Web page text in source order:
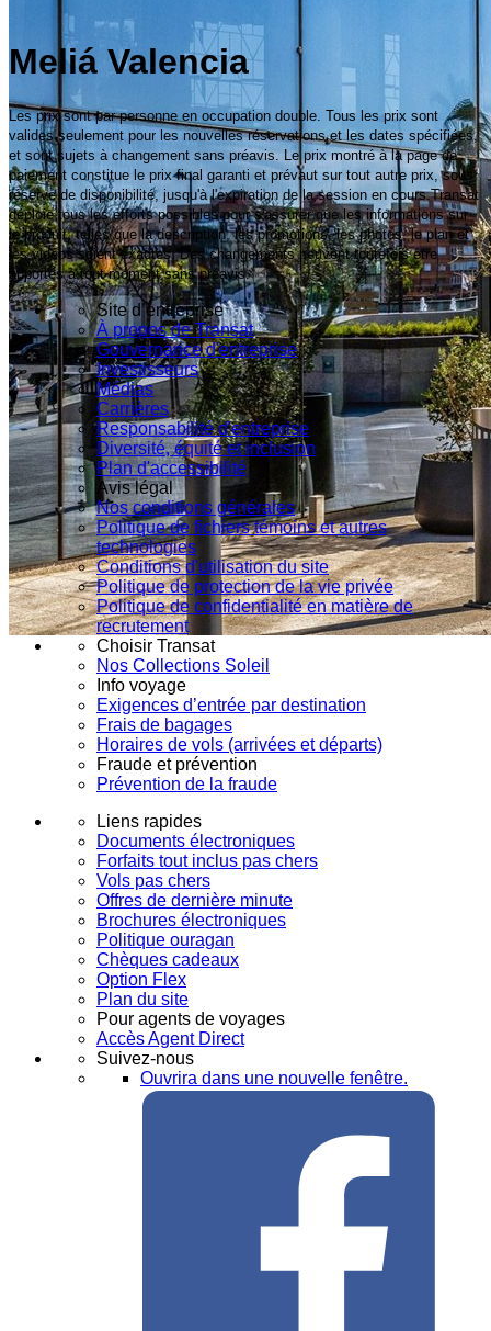
Meliá Valencia
Les prix sont par personne en occupation double. Tous les prix sont
valides seulement pour les nouvelles réservations et les dates spécifiées,
et sont sujets à changement sans préavis. Le prix montré à la page de
paiement constitue le prix final garanti et prévaut sur tout autre prix, sous
réserve de disponibilité, jusqu'à l'expiration de la session en cours.Transat
déploie tous les efforts possibles pour s'assurer que les informations sur
le produit, telles que la description, les promotions, les photos, le plan et
les vidéos soient exactes. Des changements peuvent toutefois être
apportés à tout moment sans préavis.
Site d’entreprise
À propos de Transat
Gouvernance d'entreprise
Investisseurs
Médias
Carrières
Responsabilité d'entreprise
Diversité, équité et inclusion
Plan d'accessibilité
Avis légal
Nos conditions générales
Politique de fichiers témoins et autres
technologies
Conditions d'utilisation du site
Politique de protection de la vie privée
Politique de confidentialité en matière de
recrutement
Choisir Transat
Nos Collections Soleil
Info voyage
Exigences d’entrée par destination
Frais de bagages
Horaires de vols (arrivées et départs)
Fraude et prévention
Prévention de la fraude
Liens rapides
Documents électroniques
Forfaits tout inclus pas chers
Vols pas chers
Offres de dernière minute
Brochures électroniques
Politique ouragan
Chèques cadeaux
Option Flex
Plan du site
Pour agents de voyages
Accès Agent Direct
Suivez-nous
Ouvrira dans une nouvelle fenêtre.